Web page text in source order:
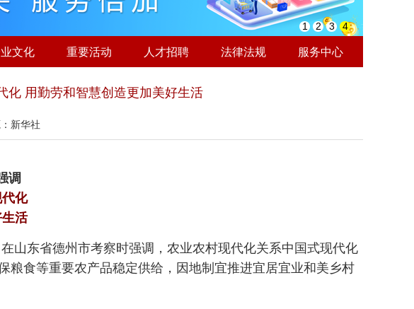
1 2 3 4
文化 重要活动 人才招聘 法律法规 服务中心
化 用勤劳和智慧创造更加美好生活
新华社
调
化
活
山东省德州市考察时强调，农业农村现代化关系中国式现代化
食等重要农产品稳定供给，因地制宜推进宜居宜业和美乡村